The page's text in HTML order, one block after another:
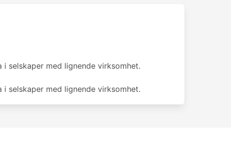
selskaper med lignende virksomhet.
selskaper med lignende virksomhet.